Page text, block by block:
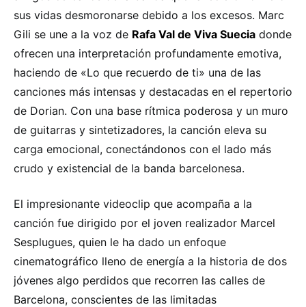
sus vidas desmoronarse debido a los excesos. Marc
Gili se une a la voz de Rafa Val de Viva Suecia donde
ofrecen una interpretación profundamente emotiva,
haciendo de «Lo que recuerdo de ti» una de las
canciones más intensas y destacadas en el repertorio
de Dorian. Con una base rítmica poderosa y un muro
de guitarras y sintetizadores, la canción eleva su
carga emocional, conectándonos con el lado más
crudo y existencial de la banda barcelonesa.
El impresionante videoclip que acompaña a la
canción fue dirigido por el joven realizador Marcel
Sesplugues, quien le ha dado un enfoque
cinematográfico lleno de energía a la historia de dos
jóvenes algo perdidos que recorren las calles de
Barcelona, conscientes de las limitadas